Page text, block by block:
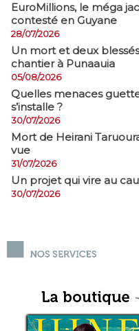
EuroMillions, ​le méga
contesté en Guyane
28/07/2026
​Un mort et deux
chantier à Punaauia
05/08/2026
Quelles menaces
s’installe ?
30/07/2026
Mort de Heirani
vue
31/07/2026
Un projet qui vire au
30/07/2026